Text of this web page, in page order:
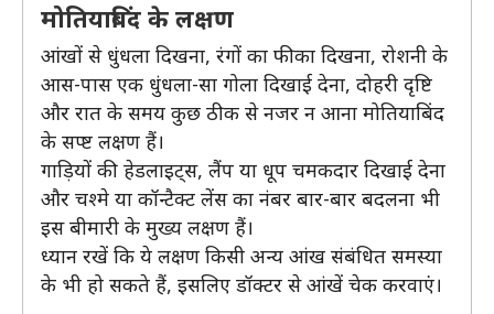
मोतियाबिंद के लक्षण
आंखों से धुंधला दिखना, रंगों का फीका दिखना, रोशनी के
आस-पास एक धुंधला-सा गोला दिखाई देना, दोहरी दृष्टि
और रात के समय कुछ ठीक से नजर न आना मोतियाबिंद
के सप्ष्ट लक्षण हैं।
गाड़ियों की हेडलाइट्स, लैंप या धूप चमकदार दिखाई देना
और चश्मे या कॉन्टैक्ट लेंस का नंबर बार-बार बदलना भी
इस बीमारी के मुख्य लक्षण हैं।
ध्यान रखें कि ये लक्षण किसी अन्य आंख संबंधित समस्या
के भी हो सकते हैं, इसलिए डॉक्टर से आंखें चेक करवाएं।